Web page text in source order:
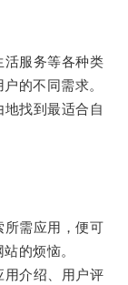
服务等各种类
的不同需求。
找到最适合自
需应用，便可
的烦恼。
介绍、用户评